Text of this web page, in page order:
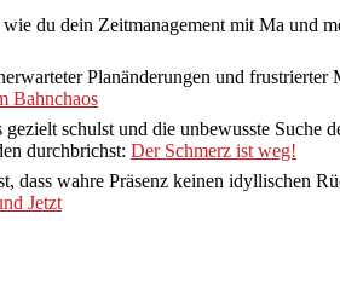
wie du dein Zeitmanagement mit Ma und
Planänderungen und frustrierter
Bahnchaos
schulst und die unbewusste Suche
durchbrichst: Der Schmerz ist weg!
dass wahre Präsenz keinen idyllischen
Jetzt